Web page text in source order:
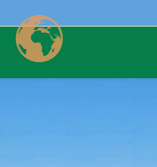
to
content